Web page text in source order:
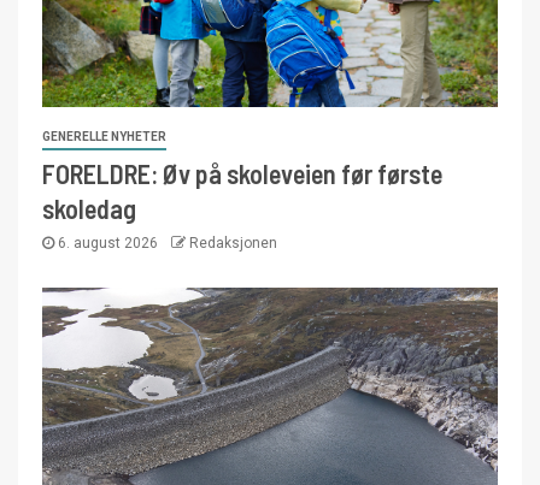
GENERELLE NYHETER
FORELDRE: Øv på skoleveien før første
skoledag
6. august 2026 Redaksjonen